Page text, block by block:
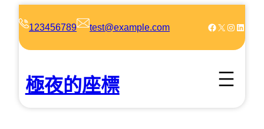
123456789 test@example.com Facebook X Instagram LinkedIn
極夜的座標